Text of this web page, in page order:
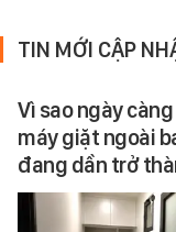
TIN MỚI CẬP
Vì sao ngày
máy giặt ngoài
đang dần trở